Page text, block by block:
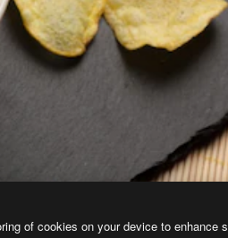
of cookies on your device to enhance